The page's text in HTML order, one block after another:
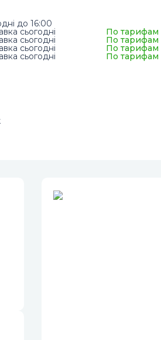
до 16:00
сьогодні По тарифам
сьогодні По тарифам
сьогодні По тарифам
сьогодні По тарифам